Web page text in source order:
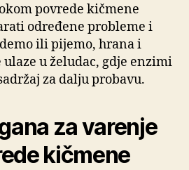
povrede kičmene
određene probleme i
ili pijemo, hrana i
ulaze u želudac, gdje enzimi
za dalju probavu.
za varenje
kičmene